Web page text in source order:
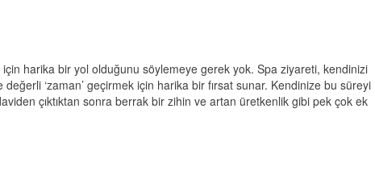
harika bir yol olduğunu söylemeye gerek yok. Spa ziyareti, kendinizi
‘zaman’ geçirmek için harika bir fırsat sunar. Kendinize bu süreyi
çıktıktan sonra berrak bir zihin ve artan üretkenlik gibi pek çok ek